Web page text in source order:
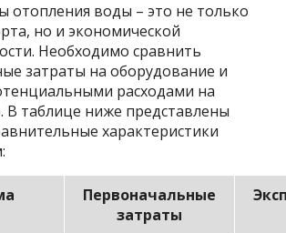
отопления воды – это не только
но и экономической
Необходимо сравнить
затраты на оборудование и
расходами на
В таблице ниже представлены
характеристики
Первоначальные
затраты